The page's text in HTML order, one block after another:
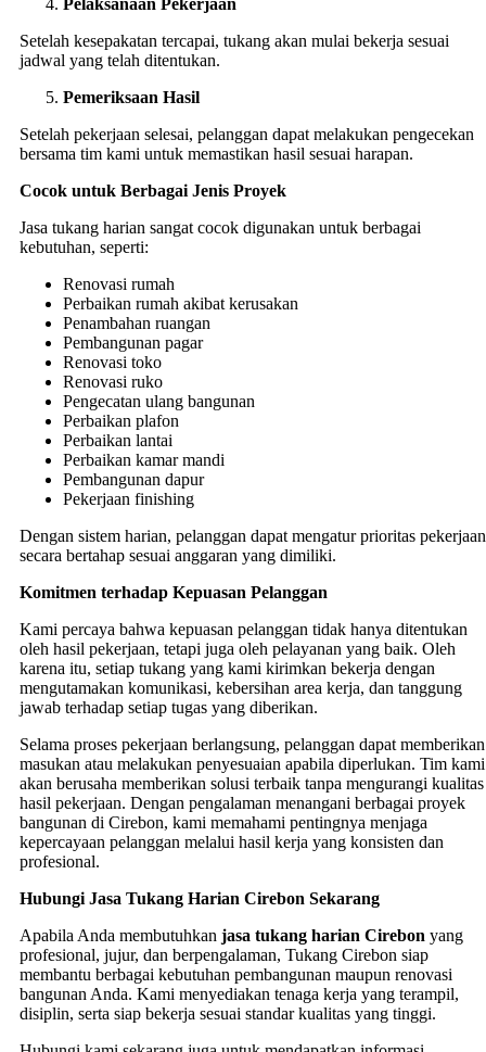
Setelah kesepakatan tercapai, tukang akan mulai bekerja sesuai
jadwal yang telah ditentukan.
Pemeriksaan Hasil
Setelah pekerjaan selesai, pelanggan dapat melakukan pengecekan
bersama tim kami untuk memastikan hasil sesuai harapan.
Cocok untuk Berbagai Jenis Proyek
Jasa tukang harian sangat cocok digunakan untuk berbagai
kebutuhan, seperti:
Renovasi rumah
Perbaikan rumah akibat kerusakan
Penambahan ruangan
Pembangunan pagar
Renovasi toko
Renovasi ruko
Pengecatan ulang bangunan
Perbaikan plafon
Perbaikan lantai
Perbaikan kamar mandi
Pembangunan dapur
Pekerjaan finishing
Dengan sistem harian, pelanggan dapat mengatur prioritas pekerjaan
secara bertahap sesuai anggaran yang dimiliki.
Komitmen terhadap Kepuasan Pelanggan
Kami percaya bahwa kepuasan pelanggan tidak hanya ditentukan
oleh hasil pekerjaan, tetapi juga oleh pelayanan yang baik. Oleh
karena itu, setiap tukang yang kami kirimkan bekerja dengan
mengutamakan komunikasi, kebersihan area kerja, dan tanggung
jawab terhadap setiap tugas yang diberikan.
Selama proses pekerjaan berlangsung, pelanggan dapat memberikan
masukan atau melakukan penyesuaian apabila diperlukan. Tim kami
akan berusaha memberikan solusi terbaik tanpa mengurangi kualitas
hasil pekerjaan. Dengan pengalaman menangani berbagai proyek
bangunan di Cirebon, kami memahami pentingnya menjaga
kepercayaan pelanggan melalui hasil kerja yang konsisten dan
profesional.
Hubungi Jasa Tukang Harian Cirebon Sekarang
Apabila Anda membutuhkan jasa tukang harian Cirebon yang
profesional, jujur, dan berpengalaman, Tukang Cirebon siap
membantu berbagai kebutuhan pembangunan maupun renovasi
bangunan Anda. Kami menyediakan tenaga kerja yang terampil,
disiplin, serta siap bekerja sesuai standar kualitas yang tinggi.